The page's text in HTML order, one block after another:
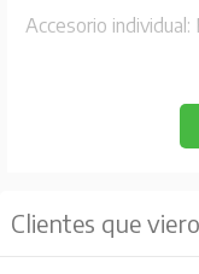
Accesorio
Clientes que